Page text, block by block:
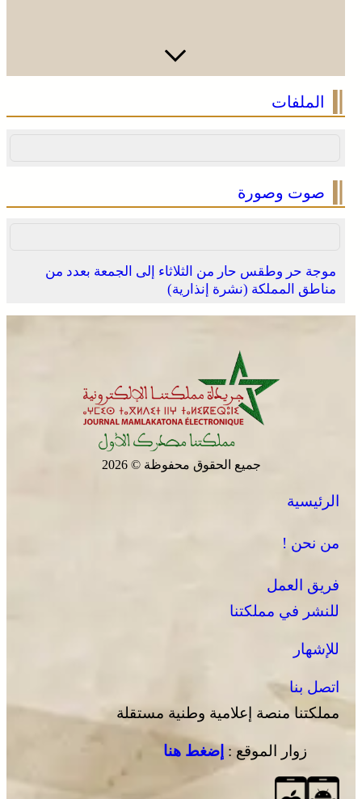
الملفات
صوت وصورة
موجة حر وطقس حار من الثلاثاء إلى الجمعة بعدد من
مناطق المملكة (نشرة إنذارية)
جميع الحقوق محفوظة © 2026
الرئيسية
من نحن !
فريق العمل
للنشر في مملكتنا
للإشهار
اتصل بنا
مملكتنا منصة إعلامية وطنية مستقلة
زوار الموقع : إضغط هنا